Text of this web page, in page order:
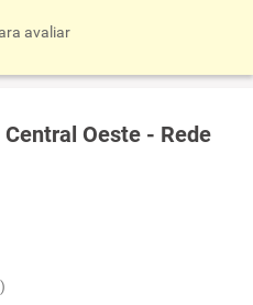
avaliar
Oeste - Rede